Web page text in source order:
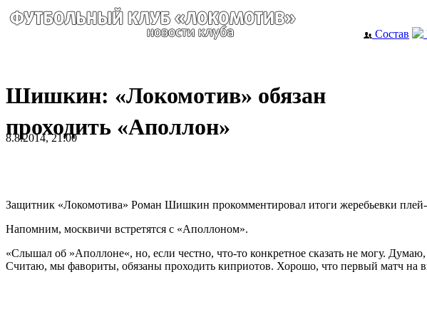
Состав
Шишкин: «Локомотив» обязан
проходить «Аполлон»
8.8.2014, 21:00
Защитник «Локомотива» Роман Шишкин прокомментировал итоги жеребьевки
Напомним, москвичи встретятся с «Аполлоном».
«Слышал об »Аполлоне«, но, если честно, что-то конкретное сказать не могу.
Считаю, мы фавориты, обязаны проходить киприотов. Хорошо, что первый матч на